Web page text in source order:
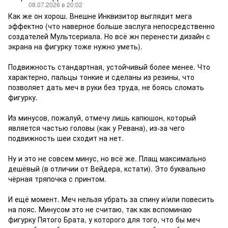
08.07.2026 в 20:02
Как же он хорош. Внешне Инквизитор выглядит мега
эффектно (что наверное больше заслуга непосредственно
создателей Мультсериала. Но всё жн перенести дизайн с
экрана на фигурку тоже нужно уметь).
Подвижность стандартная, устойчивый более менее. Что
характерно, пальцы тонкие и сделаны из резины, что
позволяет дать меч в руки без труда, не боясь сломать
фигурку.
Из минусов, пожалуй, отмечу лишь капюшон, который
является частью головы (как у Ревана), из-за чего
подвижность шеи сходит на нет.
Ну и это не совсем минус, но всё же. Плащ максимально
дешёвый (в отличии от Вейдера, кстати). Это буквально
чёрная тряпочка с принтом.
И ещё момент. Меч нельзя убрать за спину и/или повесить
на пояс. Минусом это не считаю, так как вспоминаю
фигурку Пятого Брата, у которого для того, что бы меч